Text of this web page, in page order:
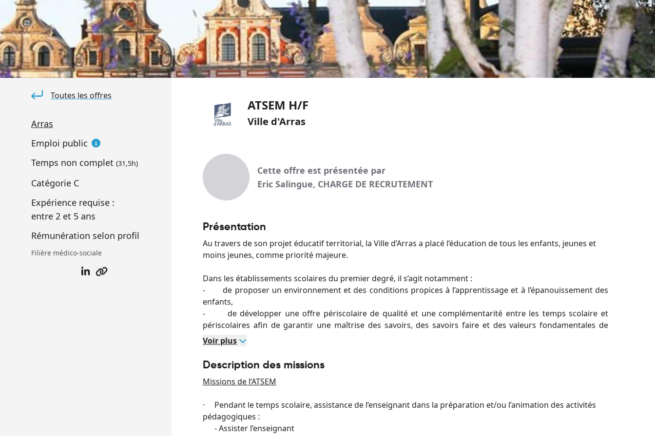
Toutes les offres
Arras
Emploi public
Temps non complet (31,5h)
Catégorie C
Expérience requise :
entre 2 et 5 ans
Rémunération selon profil
Filière médico-sociale
ATSEM H/F
Ville d'Arras
Cette offre est présentée par
Eric Salingue, CHARGE DE RECRUTEMENT
Présentation
Au travers de son projet éducatif territorial, la Ville d’Arras a placé l’éducation de tous les enfants, jeunes et
moins jeunes, comme priorité majeure.
Dans les établissements scolaires du premier degré, il s’agit notamment :
- de proposer un environnement et des conditions propices à l’apprentissage et à l’épanouissement des
enfants,
- de développer une offre périscolaire de qualité et une complémentarité entre les temps scolaire et
périscolaires afin de garantir une maîtrise des savoirs, des savoirs faire et des valeurs fondamentales de
solidarité, du respect de soi et de la différence qui contribuent à développer l’autonomie et l’engagement
citoyen des enfants,
- de prendre en compte les difficultés socio-économiques et/ou scolaires afin de favoriser l’égalité des
chances et les parcours de réussite.
maternelles, apporte les soins aux enfants, participe à l’accueil et à l’animation des temps périscolaires et
maintient en état de propreté les locaux.
Voir plus
Description des missions
Missions de l’ATSEM
· Pendant le temps scolaire, assistance de l’enseignant dans la préparation et/ou l’animation des activités
pédagogiques :
- Assister l’enseignant